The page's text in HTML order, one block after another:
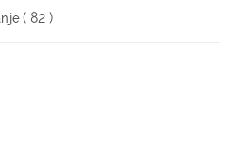
( 82 )